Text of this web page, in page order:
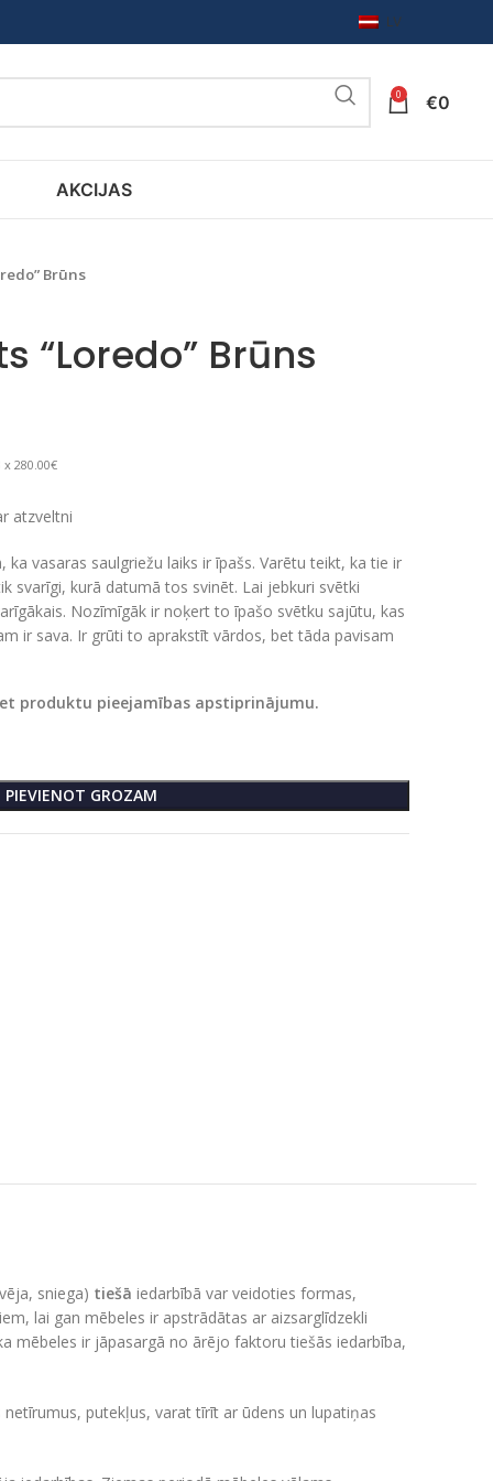
LV
0 €0
AKCIJAS
Brūns
“Loredo” Brūns
280.00€
atzveltni
ka vasaras saulgriežu laiks ir īpašs. Varētu teikt, ka tie ir
svarīgi, kurā datumā tos svinēt. Lai jebkuri svētki
Nozīmīgāk ir noķert to īpašo svētku sajūtu, kas
ir sava. Ir grūti to aprakstīt vārdos, bet tāda pavisam
produktu pieejamības apstiprinājumu.
PIEVIENOT GROZAM
sniega) tiešā iedarbībā var veidoties formas,
lai gan mēbeles ir apstrādātas ar aizsarglīdzekli
mēbeles ir jāpasargā no ārējo faktoru tiešās iedarbība,
putekļus, varat tīrīt ar ūdens un lupatiņas